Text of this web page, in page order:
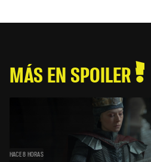
MÁS EN SPOILER
HACE 8 HORAS